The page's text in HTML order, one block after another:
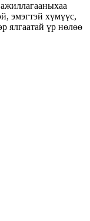
эмэгтэй хүмүүс,
ялгаатай үр нөлөө